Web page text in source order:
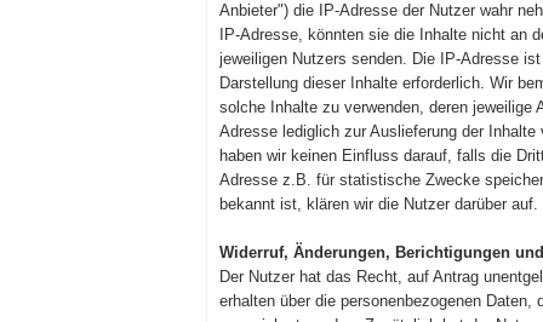
Anbieter") die IP-Adresse der Nutzer wahr
IP-Adresse, könnten sie die Inhalte nicht an
jeweiligen Nutzers senden. Die IP-Adresse
Darstellung dieser Inhalte erforderlich. Wir
solche Inhalte zu verwenden, deren jeweilige
Adresse lediglich zur Auslieferung der Inhalte
haben wir keinen Einfluss darauf, falls die
Adresse z.B. für statistische Zwecke
bekannt ist, klären wir die Nutzer darüber auf.
Widerruf, Änderungen, Berichtigungen
Der Nutzer hat das Recht, auf Antrag
erhalten über die personenbezogenen Daten,